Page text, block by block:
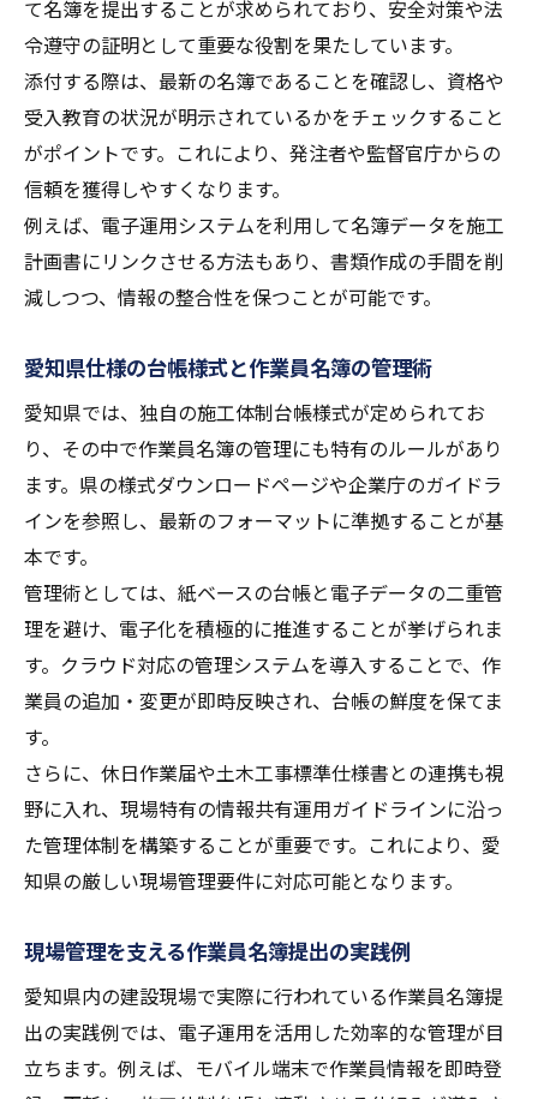
て名簿を提出することが求められており、安全対策や法
令遵守の証明として重要な役割を果たしています。
添付する際は、最新の名簿であることを確認し、資格や
受入教育の状況が明示されているかをチェックすること
がポイントです。これにより、発注者や監督官庁からの
信頼を獲得しやすくなります。
例えば、電子運用システムを利用して名簿データを施工
計画書にリンクさせる方法もあり、書類作成の手間を削
減しつつ、情報の整合性を保つことが可能です。
愛知県仕様の台帳様式と作業員名簿の管理術
愛知県では、独自の施工体制台帳様式が定められてお
り、その中で作業員名簿の管理にも特有のルールがあり
ます。県の様式ダウンロードページや企業庁のガイドラ
インを参照し、最新のフォーマットに準拠することが基
本です。
管理術としては、紙ベースの台帳と電子データの二重管
理を避け、電子化を積極的に推進することが挙げられま
す。クラウド対応の管理システムを導入することで、作
業員の追加・変更が即時反映され、台帳の鮮度を保てま
す。
さらに、休日作業届や土木工事標準仕様書との連携も視
野に入れ、現場特有の情報共有運用ガイドラインに沿っ
た管理体制を構築することが重要です。これにより、愛
知県の厳しい現場管理要件に対応可能となります。
現場管理を支える作業員名簿提出の実践例
愛知県内の建設現場で実際に行われている作業員名簿提
出の実践例では、電子運用を活用した効率的な管理が目
立ちます。例えば、モバイル端末で作業員情報を即時登